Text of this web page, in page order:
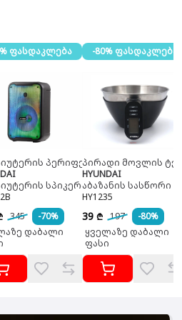
ფასდაკლება
პერიფერია
სპიკერი
345
-70%
დაბალი
-80% ფასდაკლება
პირადი მოვლის
HYUNDAI
აბაზანის სასწორი
HY1235
39 ₾ 197
-80%
ყველაზე დაბალი
ფასი